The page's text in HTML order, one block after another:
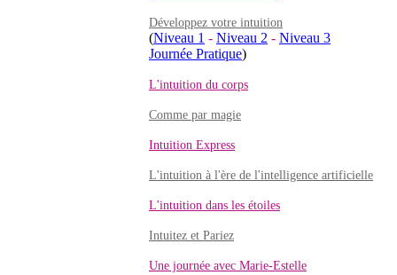
Développez votre intuition
(Niveau 1 - Niveau 2 - Niveau 3
Journée Pratique)
L'intuition du corps
Comme par magie
Intuition Express
L'intuition à l'ère de l'intelligence artificielle
L'intuition dans les étoiles
Intuitez et Pariez
Une journée avec Marie-Estelle